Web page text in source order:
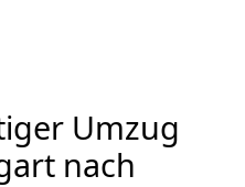
Umzug
nach